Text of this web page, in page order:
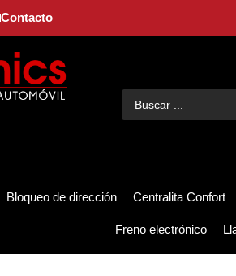
Contacto
Bloqueo de dirección Centralita Confort
Freno electrónico